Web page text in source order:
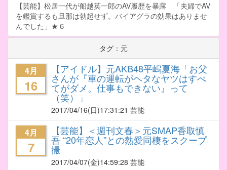
【芸能】松居一代が船越英一郎のAV履歴を暴露 「夫婦でAV
を鑑賞するも旦那は勃起せず。バイアグラの効果はありませ
んでした」★６
タグ：元
4月
16
【アイドル】元AKB48平嶋夏海「お父
さんが『車の運転がヘタなヤツはすべ
てがダメ。仕事もできない』って
（笑）」
2017/04/16(日)17:31:21 芸能
4月
7
【芸能】＜週刊文春＞元SMAP香取慎
吾 “20年恋人”との熱愛同棲をスクープ
撮
2017/04/07(金)14:59:28 芸能